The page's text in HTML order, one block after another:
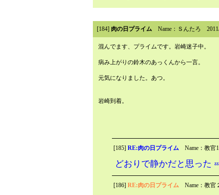
[184] 肉の日プライム Name：Ｓんたろ
混んでます、プライムです。岩崎迷子中。
病み上がりの鈴木のあっくんから一言。
元気になりました。あつ。
岩崎到着。
[185] RE:肉の日プライム Name：教官1
どおりで静かだと思った
[186] RE:肉の日プライム Name：教官